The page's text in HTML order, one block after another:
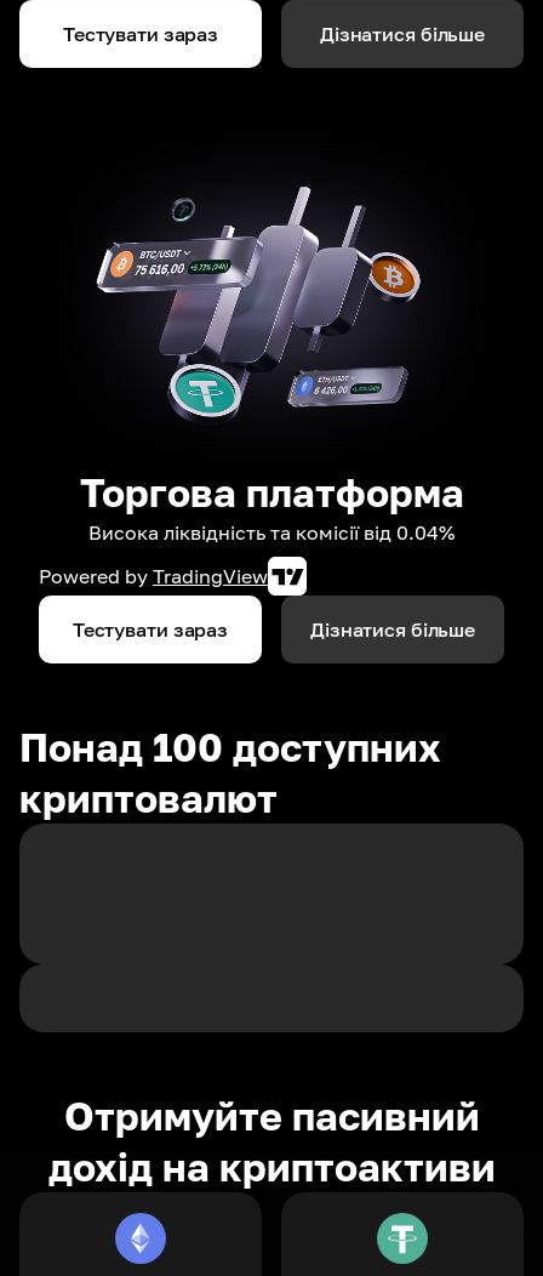
Тестувати зараз Дізнатися більше
Торгова платформа
Висока ліквідність та комісії від 0.04%
Powered by TradingView
Тестувати зараз Дізнатися більше
Понад 100 доступних
криптовалют
Отримуйте пасивний
дохід на криптоактиви